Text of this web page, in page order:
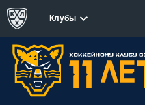
Клубы